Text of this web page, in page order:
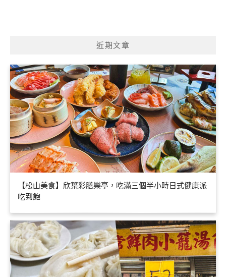
近期文章
【松山美食】欣葉彩膳樂亭，吃滿三個半小時日式健康派
吃到飽